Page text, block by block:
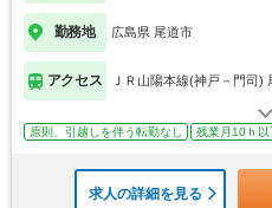
勤務地 広島県 尾道市
アクセス ＪＲ山陽本線(神戸－門司)
原則、引越しを伴う転勤なし 残業月10ｈ以
求人の詳細を見る